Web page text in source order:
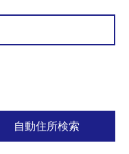
自動住所検索